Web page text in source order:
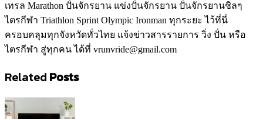
เทรล Marathon ปั่นจักรยาน แข่งปั่นจักรยาน ปั่นจักรยานชิลๆ
ไตรกีฬา Triathlon Sprint Olympic Ironman ทุกระยะ ไว้ที่นี่
ครอบคลุมทุกจังหวัดทั่วไทย แจ้งข่าวสารรายการ วิ่ง ปั่น หรือ
ไตรกีฬา สู่ทุกคน ได้ที่ vrunvride@gmail.com
Related Posts